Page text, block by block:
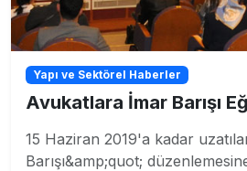
Yapı ve Sektörel Haberler
Avukatlara İmar Barışı
15 Haziran 2019'a kadar
Barışı&amp;quot;